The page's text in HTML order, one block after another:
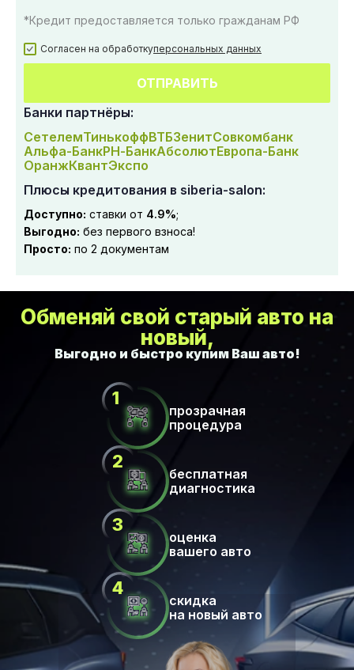
*Кредит предоставляется только гражданам РФ
Согласен на обработкуперсональных данных
ОТПРАВИТЬ
Банки партнёры:
СетелемТинькоффВТБЗенитСовкомбанк
Альфа-БанкРН-БанкАбсолютЕвропа-Банк
ОранжКвантЭкспо
Плюсы кредитования в siberia-salon:
Доступно: ставки от 4.9%;
Выгодно: без первого взноса!
Просто: по 2 документам
Обменяй свой старый авто на
новый,
прозрачная
процедура
бесплатная
диагностика
оценка
вашего авто
скидка
на новый авто